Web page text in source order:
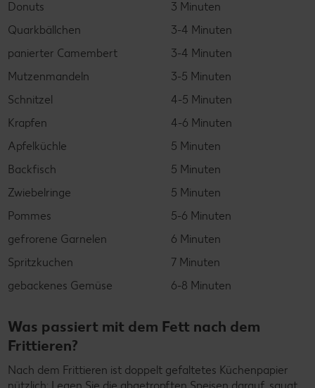
Donuts
3 Minuten
Quarkbällchen
3-4 Minuten
panierter Camembert
3-4 Minuten
Mutzenmandeln
3-5 Minuten
Schnitzel
4-5 Minuten
Krapfen
4-6 Minuten
Apfelküchle
5 Minuten
Backfisch
5 Minuten
Zwiebelringe
5 Minuten
Pommes
5-6 Minuten
gefrorene Garnelen
6 Minuten
Spritzkuchen
7 Minuten
gebackenes Gemüse
6-8 Minuten
Was passiert mit dem Fett nach dem
Frittieren?
Nach dem Frittieren ist doppelt gefaltetes Küchenpapier